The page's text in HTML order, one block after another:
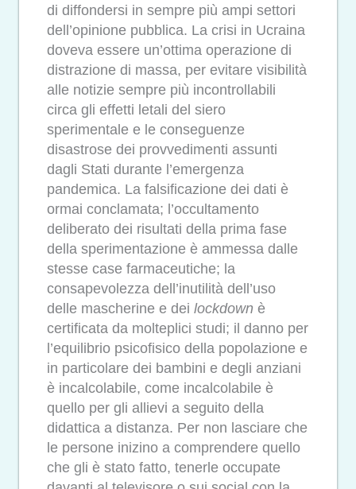
di diffondersi in sempre più ampi settori
dell’opinione pubblica. La crisi in Ucraina
doveva essere un’ottima operazione di
distrazione di massa, per evitare visibilità
alle notizie sempre più incontrollabili
circa gli effetti letali del siero
sperimentale e le conseguenze
disastrose dei provvedimenti assunti
dagli Stati durante l’emergenza
pandemica. La falsificazione dei dati è
ormai conclamata; l’occultamento
deliberato dei risultati della prima fase
della sperimentazione è ammessa dalle
stesse case farmaceutiche; la
consapevolezza dell’inutilità dell’uso
delle mascherine e dei lockdown è
certificata da molteplici studi; il danno per
l’equilibrio psicofisico della popolazione e
in particolare dei bambini e degli anziani
è incalcolabile, come incalcolabile è
quello per gli allievi a seguito della
didattica a distanza. Per non lasciare che
le persone inizino a comprendere quello
che gli è stato fatto, tenerle occupate